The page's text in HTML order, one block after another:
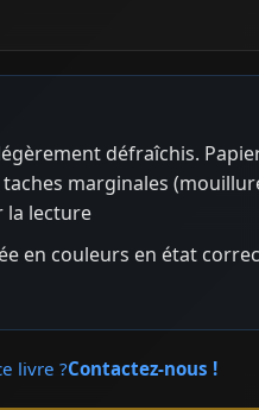
défraîchis.
marginales
la lecture
en couleurs en état
livre ?Contactez-nous !